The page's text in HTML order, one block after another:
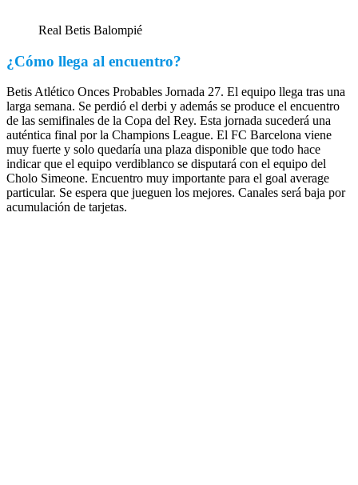
Real Betis Balompié
¿Cómo llega al encuentro?
Betis Atlético Onces Probables Jornada 27. El equipo llega tras una
larga semana. Se perdió el derbi y además se produce el encuentro
de las semifinales de la Copa del Rey. Esta jornada sucederá una
auténtica final por la Champions League. El FC Barcelona viene
muy fuerte y solo quedaría una plaza disponible que todo hace
indicar que el equipo verdiblanco se disputará con el equipo del
Cholo Simeone. Encuentro muy importante para el goal average
particular. Se espera que jueguen los mejores. Canales será baja por
acumulación de tarjetas.